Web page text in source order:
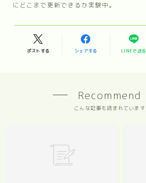
にどこまで更新できるか実験中。
ポストする シェアする LINEで送る
Recommend
こんな記事も読まれています